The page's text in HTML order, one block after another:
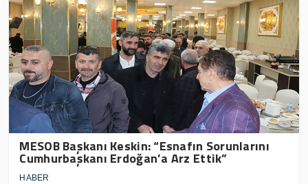
MESOB Başkanı Keskin: “Esnafın Sorunlarını
Cumhurbaşkanı Erdoğan’a Arz Ettik”
HABER